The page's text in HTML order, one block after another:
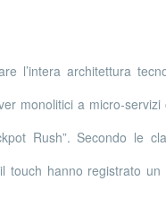
l’intera architettura
monolitici a
Rush”. Secondo le
hanno registrato